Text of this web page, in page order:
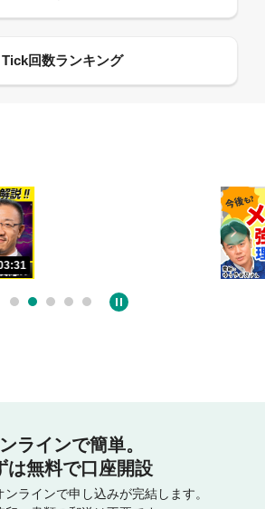
ラインで簡単。
は無料で口座開設
ラインで申し込みが完結します。